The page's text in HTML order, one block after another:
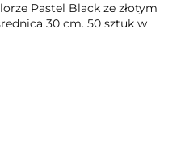
Pastel Black ze złotym
30 cm. 50 sztuk w